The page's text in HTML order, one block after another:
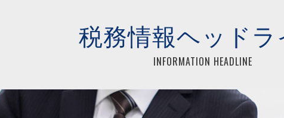
税務情報ヘッドラ
INFORMATION HEADLINE